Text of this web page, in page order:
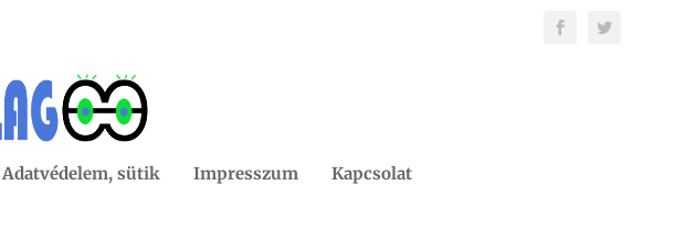
Adatvédelem, sütik Impresszum Kapcsolat